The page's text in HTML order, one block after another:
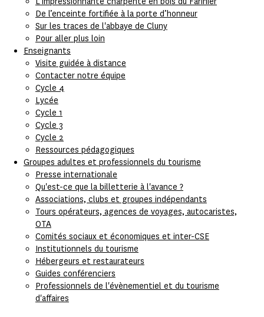
De l’enceinte fortifiée à la porte d’honneur
Sur les traces de l'abbaye de Cluny
Pour aller plus loin
Enseignants
Visite guidée à distance
Contacter notre équipe
Cycle 4
Lycée
Cycle 1
Cycle 3
Cycle 2
Ressources pédagogiques
Groupes adultes et professionnels du tourisme
Presse internationale
Qu'est-ce que la billetterie à l'avance ?
Associations, clubs et groupes indépendants
Tours opérateurs, agences de voyages, autocaristes,
OTA
Comités sociaux et économiques et inter-CSE
Institutionnels du tourisme
Hébergeurs et restaurateurs
Guides conférenciers
Professionnels de l'évènementiel et du tourisme
d'affaires